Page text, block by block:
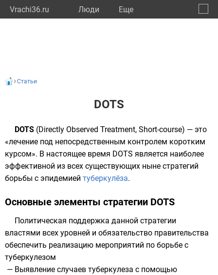
Vrachi36.ru Люди Eще
Статьи
DOTS
DOTS (Directly Observed Treatment, Short-course) — это
«лечение под непосредственным контролем коротким
курсом». В настоящее время DOTS является наиболее
эффективной из всех существующих ныне стратегий
борьбы с эпидемией туберкулёза.
Основные элементы стратегии DOTS
Политическая поддержка данной стратегии
властями всех уровней и обязательство правительства
обеспечить реализацию мероприятий по борьбе с
туберкулезом
— Выявление случаев туберкулеза с помощью